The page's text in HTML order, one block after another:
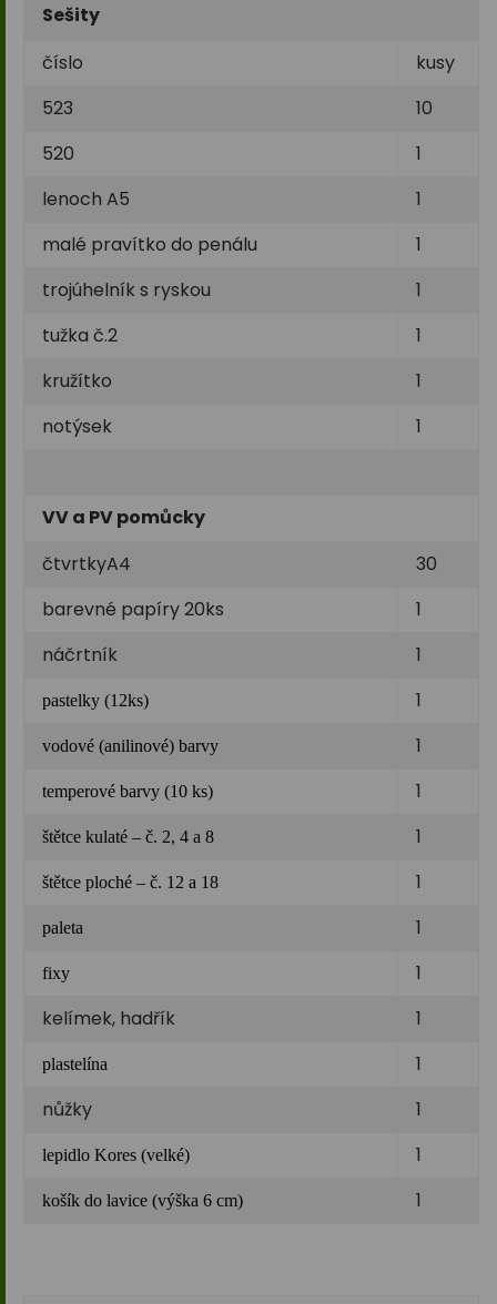
Sešity
číslo
kusy
523
10
520
1
lenoch A5
1
malé pravítko do penálu
1
trojúhelník s ryskou
1
tužka č.2
1
kružítko
1
notýsek
1
VV a PV pomůcky
čtvrtkyA4
30
barevné papíry 20ks
1
náčrtník
1
pastelky (12ks) 1
vodové (anilinové) barvy 1
temperové barvy (10 ks) 1
štětce kulaté – č. 2, 4 a 8 1
štětce ploché – č. 12 a 18 1
paleta 1
fixy
1
kelímek, hadřík
1
plastelína
1
nůžky
1
lepidlo Kores (velké) 1
košík do lavice (výška 6 cm) 1